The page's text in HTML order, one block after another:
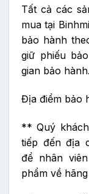
Tất cả các
mua tại
bảo hành
giữ phiếu
gian bảo hành.
Địa điểm bảo
** Quý
tiếp đến địa
để nhân
phẩm về